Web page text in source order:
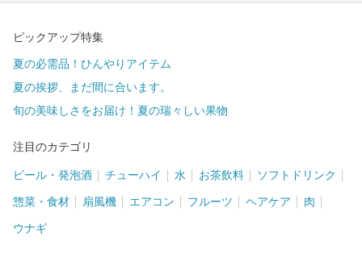
ピックアップ特集
夏の必需品！ひんやりアイテム
夏の挨拶、まだ間に合います。
旬の美味しさをお届け！夏の瑞々しい果物
注目のカテゴリ
ビール・発泡酒 チューハイ 水 お茶飲料 ソフトドリンク
惣菜・食材 扇風機 エアコン フルーツ ヘアケア 肉
ウナギ